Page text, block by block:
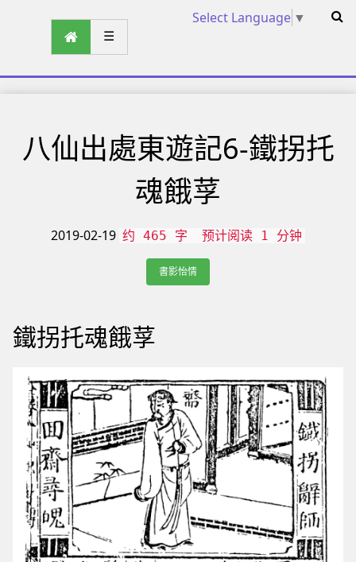
Select Language ▼
☰
八仙出處東遊記6-鐵拐托
魂餓莩
2019-02-19 约 465 字 预计阅读 1 分钟
書影怡情
鐵拐托魂餓莩